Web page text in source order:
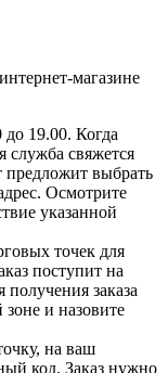
магазине
до 19.00. Когда
служба свяжется
предложит выбрать
Осмотрите
указанной
точек для
поступит на
заказа
зоне и назовите
на ваш
код. Заказ нужно